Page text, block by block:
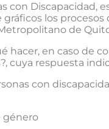
con Discapacidad,
los
de
en caso de
respuesta
con
género